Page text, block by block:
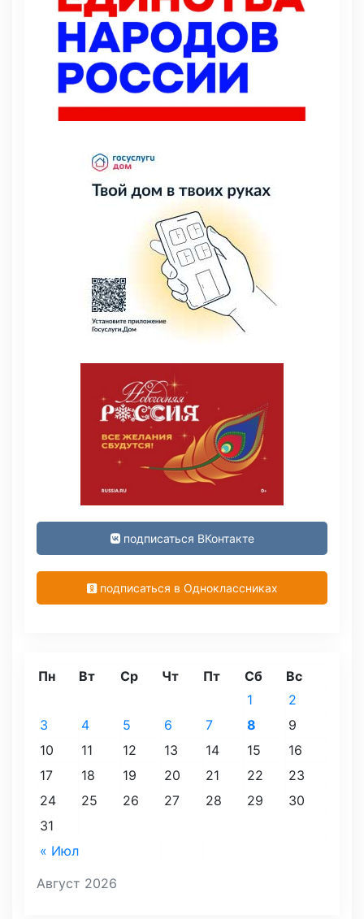
подписаться ВКонтакте
подписаться в Одноклассниках
Август 2026
Пн Вт Ср Чт Пт Сб Вс
« Июл
1
2
3
4 5 6 7 8
9
10
11 12 13 14 15
16
17
18 19 20 21 22
23
24
25 26 27 28 29
30
31